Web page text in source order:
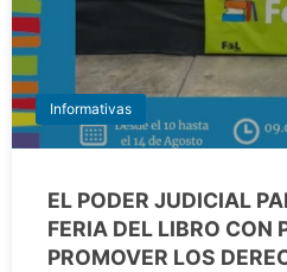
Informativas
EL PODER JUDICIAL
FERIA DEL LIBRO CON
PROMOVER LOS